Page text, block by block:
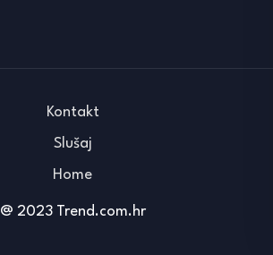
@ 2023 Trend.com.hr
Kontakt
Slušaj
Home